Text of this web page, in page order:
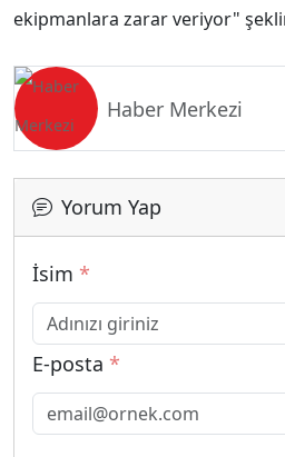
ekipmanlara zarar veriyor"
Haber Merkezi
Yorum Yap
İsim *
E-posta *